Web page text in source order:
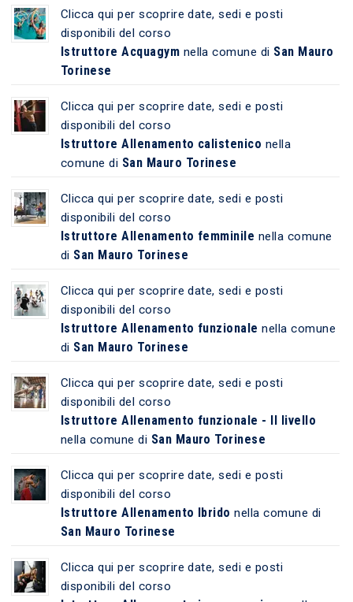
Clicca qui per scoprire date, sedi e posti
disponibili del corso
Istruttore Acquagym nella comune di San Mauro
Torinese
Clicca qui per scoprire date, sedi e posti
disponibili del corso
Istruttore Allenamento calistenico nella
comune di San Mauro Torinese
Clicca qui per scoprire date, sedi e posti
disponibili del corso
Istruttore Allenamento femminile nella comune
di San Mauro Torinese
Clicca qui per scoprire date, sedi e posti
disponibili del corso
Istruttore Allenamento funzionale nella comune
di San Mauro Torinese
Clicca qui per scoprire date, sedi e posti
disponibili del corso
Istruttore Allenamento funzionale - II livello
nella comune di San Mauro Torinese
Clicca qui per scoprire date, sedi e posti
disponibili del corso
Istruttore Allenamento Ibrido nella comune di
San Mauro Torinese
Clicca qui per scoprire date, sedi e posti
disponibili del corso